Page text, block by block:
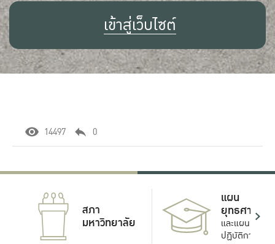
เข้าสู่เว็บไซต์
14497 0
สภา
มหาวิทยาลัย
แผน
ยุทธศาสตร์
และแผน
ปฏิบัติการ